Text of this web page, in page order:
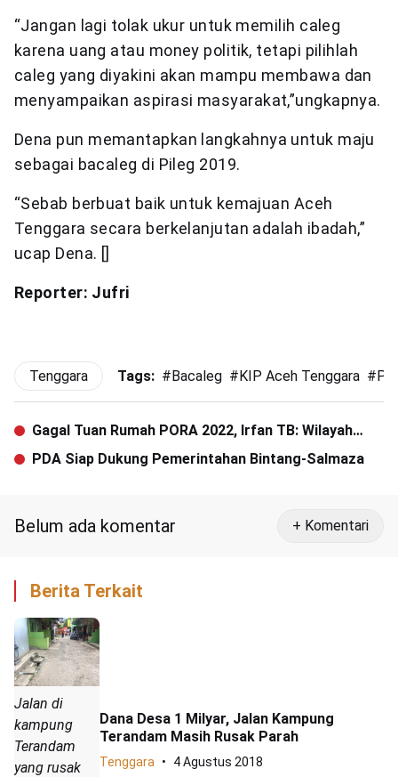
“Jangan lagi tolak ukur untuk memilih caleg
karena uang atau money politik, tetapi pilihlah
caleg yang diyakini akan mampu membawa dan
menyampaikan aspirasi masyarakat,”ungkapnya.
Dena pun memantapkan langkahnya untuk maju
sebagai bacaleg di Pileg 2019.
“Sebab berbuat baik untuk kemajuan Aceh
Tenggara secara berkelanjutan adalah ibadah,”
ucap Dena. []
Reporter: Jufri
Tenggara Tags: #Bacaleg #KIP Aceh Tenggara #
Gagal Tuan Rumah PORA 2022, Irfan TB: Wilayah
Barat-Selatan Belum Kompak
PDA Siap Dukung Pemerintahan Bintang-Salmaza
Belum ada komentar + Komentari
Berita Terkait
Jalan di
kampung
Terandam
yang rusak
Dana Desa 1 Milyar, Jalan Kampung
Terandam Masih Rusak Parah
Tenggara 4 Agustus 2018